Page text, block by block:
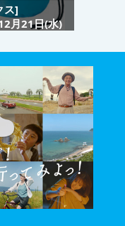
ス]
月21日(水)